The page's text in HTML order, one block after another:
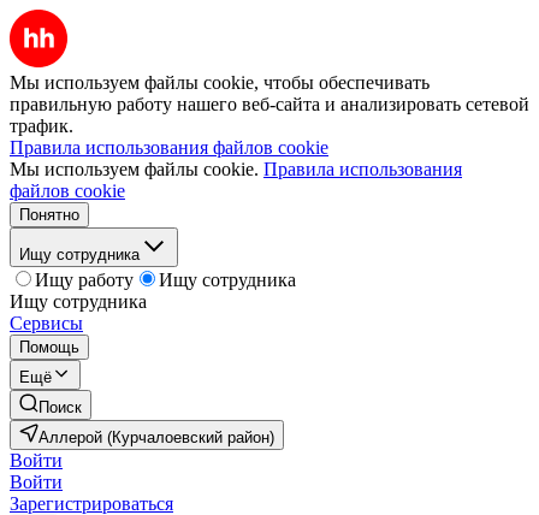
Мы используем файлы cookie, чтобы обеспечивать
правильную работу нашего веб-сайта и анализировать сетевой
трафик.
Правила использования файлов cookie
Мы используем файлы cookie. Правила использования
файлов cookie
Понятно
Ищу сотрудника
Ищу работу
Ищу сотрудника
Ищу сотрудника
Сервисы
Помощь
Ещё
Поиск
Аллерой (Курчалоевский район)
Войти
Войти
Зарегистрироваться